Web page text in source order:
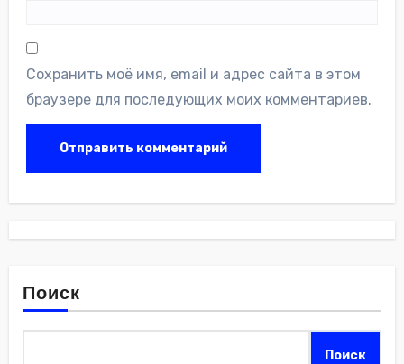
Сохранить моё имя, email и адрес сайта в этом
браузере для последующих моих комментариев.
Поиск
Поиск